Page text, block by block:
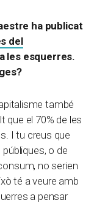
ha publicat
del
les esquerres.
també
que el 70% de les
I tu creus que
o de
no serien
té a veure amb
a pensar